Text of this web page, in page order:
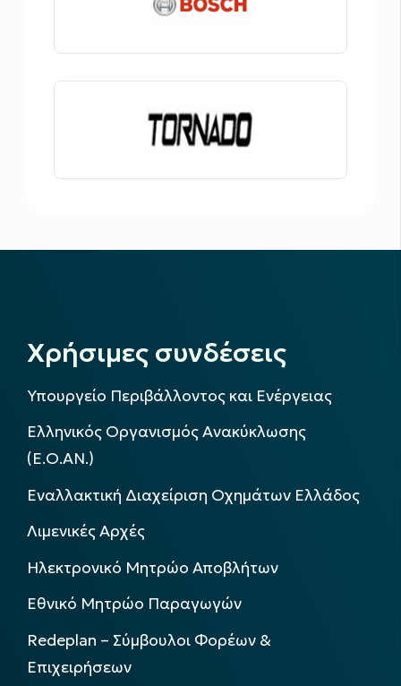
Χρήσιμες συνδέσεις
Υπουργείο Περιβάλλοντος και Ενέργειας
Ελληνικός Οργανισμός Ανακύκλωσης
(Ε.Ο.ΑΝ.)
Εναλλακτική Διαχείριση Οχημάτων Ελλάδος
Λιμενικές Αρχές
Ηλεκτρονικό Μητρώο Αποβλήτων
Εθνικό Μητρώο Παραγωγών
Redeplan – Σύμβουλοι Φορέων &
Επιχειρήσεων